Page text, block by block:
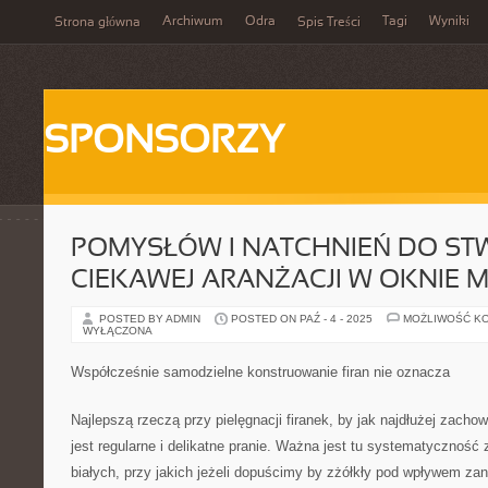
Strona główna Archiwum Odra Spis Treści Tagi Wyniki
SPONSORZY
POMYSŁÓW I NATCHNIEŃ DO
CIEKAWEJ ARANŻACJI W OKNIE
POSTED BY ADMIN POSTED ON PAŹ - 4 - 2025
MOŻLIWOŚĆ
WYŁĄCZONA
Współcześnie samodzielne konstruowanie firan nie oznacza
Najlepszą rzeczą przy pielęgnacji firanek, by jak najdłużej
jest regularne i delikatne pranie. Ważna jest tu systematyczność
białych, przy jakich jeżeli dopuścimy by zżółkły pod wpływem